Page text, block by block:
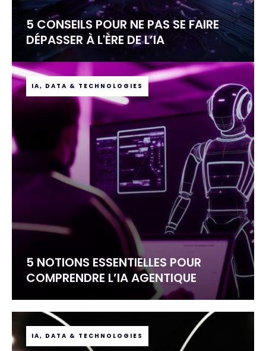
5 CONSEILS POUR NE PAS SE FAIRE
DÉPASSER À L'ÈRE DE L’IA
IA, DATA & TECHNOLOGIES
5 NOTIONS ESSENTIELLES POUR
COMPRENDRE L’IA AGENTIQUE
IA, DATA & TECHNOLOGIES